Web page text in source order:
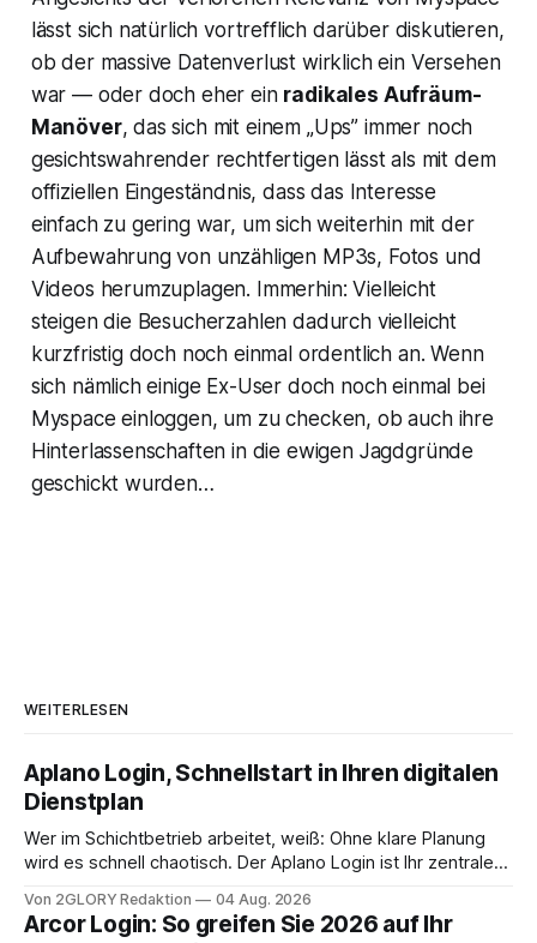
lässt sich natürlich vortrefflich darüber diskutieren,
ob der massive Datenverlust wirklich ein Versehen
war — oder doch eher ein radikales Aufräum-
Manöver, das sich mit einem „Ups” immer noch
gesichtswahrender rechtfertigen lässt als mit dem
offiziellen Eingeständnis, dass das Interesse
einfach zu gering war, um sich weiterhin mit der
Aufbewahrung von unzähligen MP3s, Fotos und
Videos herumzuplagen. Immerhin: Vielleicht
steigen die Besucherzahlen dadurch vielleicht
kurzfristig doch noch einmal ordentlich an. Wenn
sich nämlich einige Ex-User doch noch einmal bei
Myspace einloggen, um zu checken, ob auch ihre
Hinterlassenschaften in die ewigen Jagdgründe
geschickt wurden…
WEITERLESEN
Aplano Login, Schnellstart in Ihren digitalen
Dienstplan
Wer im Schichtbetrieb arbeitet, weiß: Ohne klare Planung
wird es schnell chaotisch. Der Aplano Login ist Ihr zentraler
abwesenheiten und die gesamte kommunikation rund um
Ihr personal digital zu organisieren. In diesem Leitfaden
Von 2GLORY Redaktion 04 Aug. 2026
Arcor Login: So greifen Sie 2026 auf Ihr